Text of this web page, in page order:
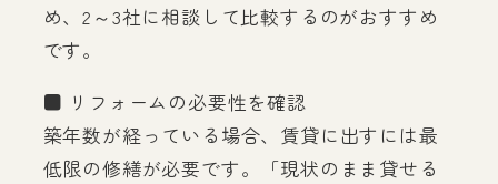
め、2～3社に相談して比較するのがおすすめ
です。
■ リフォームの必要性を確認
築年数が経っている場合、賃貸に出すには最
低限の修繕が必要です。「現状のまま貸せる